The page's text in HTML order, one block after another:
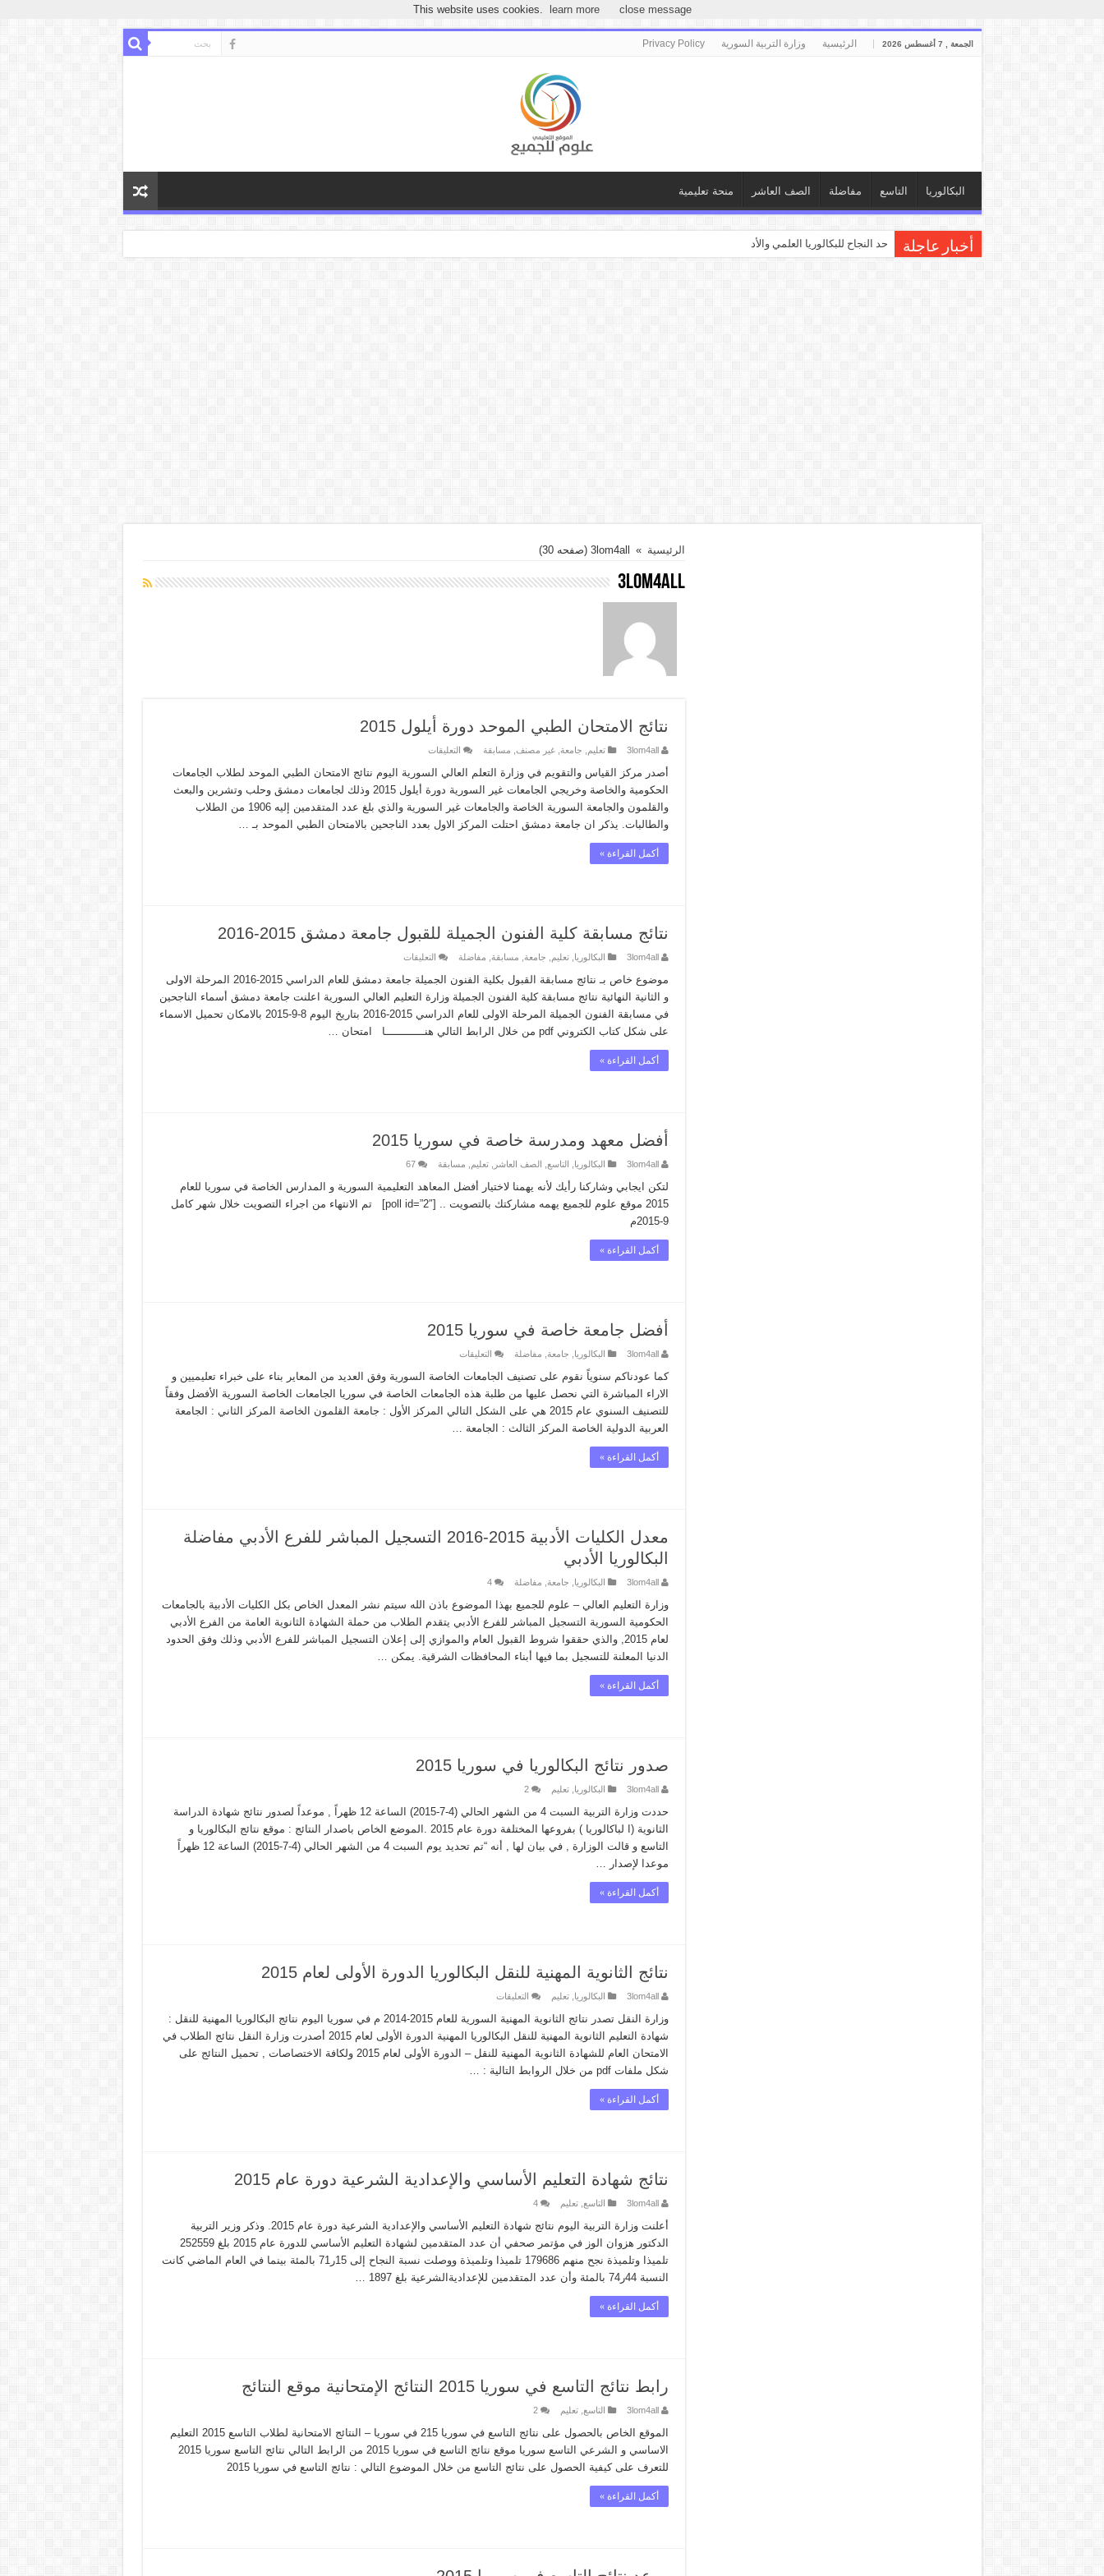
مرحباً بكـ بموقع علوم للجميع
الجمعة , 7 أغسطس 2026 الرئيسية وزارة التربية السورية Privacy Policy
البكالوريا التاسع مفاضلة الصف العاشر منحة تعليمية
أخبار عاجلة حد النجاح للبكالوريا العلمي والأدبي
الرئيسية »
3lom4all (صفحه 30)
3lom4all
نتائج الامتحان الطبي الموحد دورة أيلول 2015
3lom4all تعليم جامعة ,غير مصنف مسابقة التعليقات
الامتحان
الطبي
الموحد
أيلول
2015
أصدر مركز القياس والتقويم في وزارة التعلم العالي السورية اليوم نتائج الامتحان الطبي الموحد لطلاب الجامعات
الحكومية والخاصة وخريجي الجامعات غير السورية دورة أيلول 2015 وذلك لجامعات دمشق وحلب وتشرين والبعث
والقلمون والجامعة السورية الخاصة والجامعات غير السورية والذي بلغ عدد المتقدمين إليه 1906 من الطلاب
والطالبات. يذكر ان جامعة دمشق احتلت المركز الاول بعدد الناجحين بالامتحان الطبي الموحد بـ …
أكمل القراءة »
نتائج مسابقة كلية الفنون الجميلة للقبول جامعة دمشق 2015-2016
3lom4all البكالوريا ,تعليم جامعة مسابقة مفاضلة التعليقات
مسابقة
الفنون
الجميلة
للقبول
موضوع خاص بـ نتائج مسابقة القبول بكلية الفنون الجميلة جامعة دمشق للعام الدراسي 2015-2016 المرحلة الاولى
و الثانية النهائية نتائج مسابقة كلية الفنون الجميلة وزارة التعليم العالي السورية اعلنت جامعة دمشق أسماء الناجحين
في مسابقة الفنون الجميلة المرحلة الاولى للعام الدراسي 2015-2016 بتاريخ اليوم 8-9-2015 بالامكان تحميل الاسماء
على شكل كتاب الكتروني pdf من خلال الرابط التالي هنــــــــــــا امتحان …
أكمل القراءة »
أفضل معهد ومدرسة خاصة في سوريا 2015
3lom4all البكالوريا التاسع الصف العاشر ,تعليم مسابقة 67
لتكن ايجابي وشاركنا رأيك لأنه يهمنا لاختيار أفضل المعاهد التعليمية السورية و المدارس الخاصة في سوريا للعام
2015 موقع علوم للجميع يهمه مشاركتك بالتصويت .. [poll id=”2″] تم الانتهاء من اجراء التصويت خلال شهر كامل
9-2015م
أكمل القراءة »
أفضل جامعة خاصة في سوريا 2015
3lom4all البكالوريا جامعة مفاضلة التعليقات
جامعة
في
سوريا
2015
كما عودناكم سنوياً نقوم على تصنيف الجامعات الخاصة السورية وفق العديد من المعاير بناء على خبراء تعليميين و
الاراء المباشرة التي نحصل عليها من طلبة هذه الجامعات الخاصة في سوريا الجامعات الخاصة السورية الأفضل وفقاً
للتصنيف السنوي عام 2015 هي على الشكل التالي المركز الأول : جامعة القلمون الخاصة المركز الثاني : الجامعة
العربية الدولية الخاصة المركز الثالث : الجامعة …
أكمل القراءة »
معدل الكليات الأدبية 2015-2016 التسجيل المباشر للفرع الأدبي مفاضلة
البكالوريا الأدبي
3lom4all البكالوريا جامعة مفاضلة 4
وزارة التعليم العالي – علوم للجميع بهذا الموضوع باذن الله سيتم نشر المعدل الخاص بكل الكليات الأدبية بالجامعات
الحكومية السورية التسجيل المباشر للفرع الأدبي يتقدم الطلاب من حملة الشهادة الثانوية العامة من الفرع الأدبي
لعام 2015, والذي حققوا شروط القبول العام والموازي إلى إعلان التسجيل المباشر للفرع الأدبي وذلك وفق الحدود
الدنيا المعلنة للتسجيل بما فيها أبناء المحافظات الشرقية. يمكن …
أكمل القراءة »
صدور نتائج البكالوريا في سوريا 2015
3lom4all البكالوريا ,تعليم 2
حددت وزارة التربية السبت‬ 4 من الشهر الحالي (4-7-2015) ‫‏الساعة‬ 12 ظهراً , موعداً لصدور نتائج شهادة الدراسة
الثانوية (ا لباكالوريا ) بفروعها المختلفة دورة عام 2015 .الموضع الخاص باصدار النتائج : موقع نتائج البكالوريا و
التاسع و قالت الوزارة , في بيان لها , أنه “تم تحديد يوم السبت‬ 4 من الشهر الحالي (4-7-2015) ‫‏الساعة‬ 12 ظهراً
موعدا لإصدار …
أكمل القراءة »
نتائج الثانوية المهنية للنقل البكالوريا الدورة الأولى لعام 2015
3lom4all البكالوريا ,تعليم التعليقات
الثانوية
المهنية
للنقل
البكالوريا
الدورة
الأولى
وزارة النقل تصدر نتائج الثانوية المهنية السورية للعام 2015-2014 م في سوريا اليوم نتائج البكالوريا المهنية للنقل :
شهادة التعليم الثانوية المهنية للنقل البكالوريا المهنية الدورة الأولى لعام 2015 أصدرت وزارة النقل نتائج الطلاب في
الامتحان العام للشهادة الثانوية المهنية للنقل – الدورة الأولى لعام 2015 ولكافة الاختصاصات , تحميل النتائج على
شكل ملفات pdf من خلال الروابط التالية : …
أكمل القراءة »
نتائج شهادة التعليم الأساسي والإعدادية الشرعية دورة عام 2015
3lom4all التاسع ,تعليم 4
أعلنت وزارة التربية اليوم نتائج شهادة التعليم الأساسي والإعدادية الشرعية دورة عام 2015. وذكر وزير التربية
الدكتور هزوان الوز في مؤتمر صحفي أن عدد المتقدمين لشهادة التعليم الأساسي للدورة عام 2015 بلغ 252559
تلميذا وتلميذة نجح منهم 179686 تلميذا وتلميذة ووصلت نسبة النجاح إلى 15ر71 بالمئة بينما في العام الماضي كانت
النسبة 44ر74 بالمئة وأن عدد المتقدمين للإعداديةالشرعية بلغ 1897 …
أكمل القراءة »
رابط نتائج التاسع في سوريا 2015 النتائج الإمتحانية موقع النتائج
3lom4all التاسع ,تعليم 2
الموقع الخاص بالحصول على نتائج التاسع في سوريا 215 في سوريا – النتائج الامتحانية لطلاب التاسع 2015 التعليم
الاساسي و الشرعي التاسع سوريا موقع نتائج التاسع في سوريا 2015 من الرابط التالي نتائج التاسع سوريا 2015
للتعرف على كيفية الحصول على نتائج التاسع من خلال الموضوع التالي : نتائج التاسع في سوريا 2015
أكمل القراءة »
This website uses cookies. learn more close message